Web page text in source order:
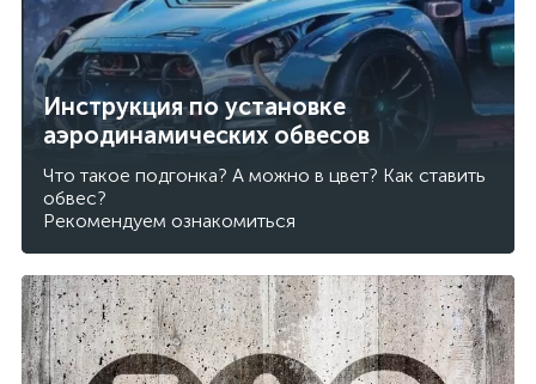
Инструкция по установке
аэродинамических обвесов
Что такое подгонка? А можно в цвет? Как ставить
обвес?
Рекомендуем ознакомиться